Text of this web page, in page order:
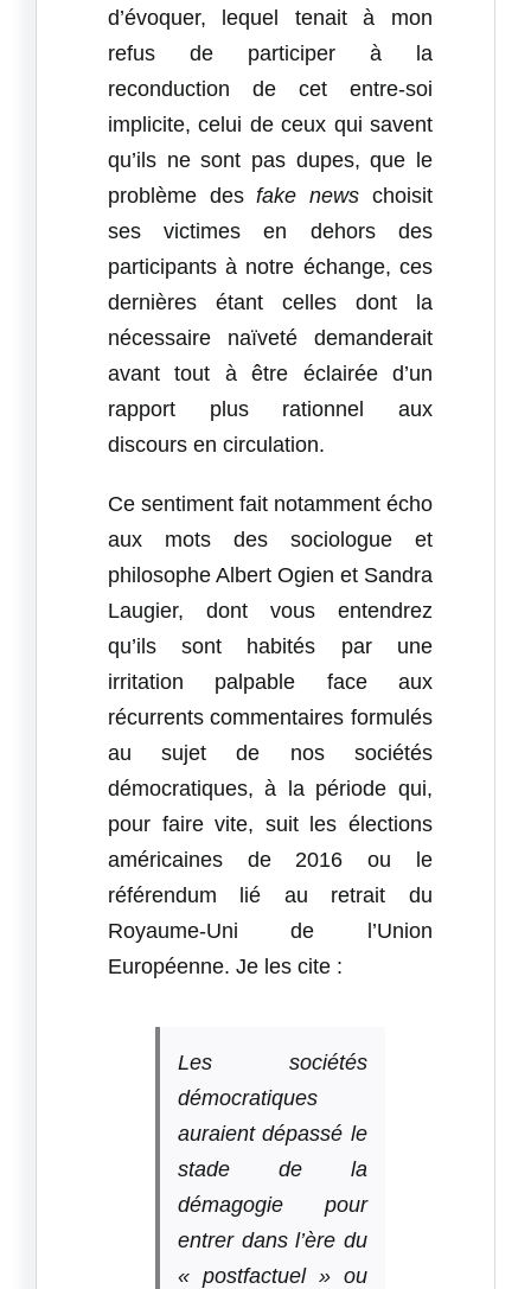
d’évoquer, lequel tenait à mon
refus de participer à la
reconduction de cet entre-soi
implicite, celui de ceux qui savent
qu’ils ne sont pas dupes, que le
problème desfake news choisit
ses victimes en dehors des
participants à notre échange, ces
dernières étant celles dont la
nécessaire naïveté demanderait
avant tout à être éclairée d’un
rapport plus rationnel aux
discours en circulation.
Ce sentiment fait notamment écho
aux mots des sociologue et
philosophe Albert Ogien et Sandra
Laugier, dont vous entendrez
qu’ils sont habités par une
irritation palpable face aux
récurrents commentaires formulés
au sujet de nos sociétés
démocratiques, à la période qui,
pour faire vite, suit les élections
américaines de 2016 ou le
référendum lié au retrait du
Royaume-Uni de l’Union
Européenne. Je les cite :
Les sociétés
démocratiques
auraient dépassé le
stade de la
démagogie pour
entrer dans l’ère du
« postfactuel » ou